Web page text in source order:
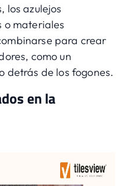
los azulejos
o materiales
para crear
como un
detrás de los fogones.
en la